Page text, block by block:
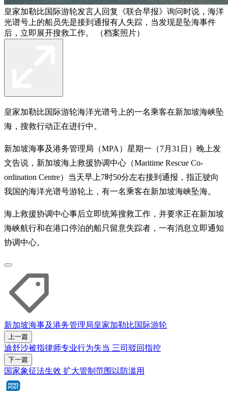
皇家加勒比国际游轮发言人回复《联合早报》询问时说，海洋
光谱号上的船员先是接到通报有人失踪，当发现是坠海事件
后，立即展开搜救工作。 （档案照片）
皇家加勒比国际游轮海洋光谱号上的一名乘客在新加坡海峡坠
海，搜救行动正在进行中。
新加坡海事及港务管理局（MPA）星期一（7月31日）晚上发
文告说，新加坡海上救援协调中心（Maritime Rescue Co-
ordination Centre）当天早上7时50分左右接到通报，指正驶向
我国的海洋光谱号游轮上，有一名乘客在新加坡海峡坠海。
海上救援协调中心事后立即统筹搜救工作，并要求正在新加坡
海峡航行和在港口停泊的船只留意失踪者，一有消息立即通知
协调中心。
新加坡海事及港务管理局皇家加勒比国际游轮
上一篇
迪舒沙被指律师专业行为失当 三司驳回指控
下一篇
国家象征法生效 扩大管制范围以防滥用